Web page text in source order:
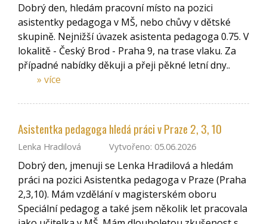
Dobrý den, hledám pracovní místo na pozici
asistentky pedagoga v MŠ, nebo chůvy v dětské
skupině. Nejnižší úvazek asistenta pedagoga 0.75. V
lokalitě - Český Brod - Praha 9, na trase vlaku. Za
případné nabídky děkuji a přeji pěkné letní dny..
» více
Asistentka pedagoga hledá práci v Praze 2, 3, 10
Lenka Hradilová Vytvořeno: 05.06.2026
Dobrý den, jmenuji se Lenka Hradilová a hledám
práci na pozici Asistentka pedagoga v Praze (Praha
2,3,10). Mám vzdělání v magisterském oboru
Speciální pedagog a také jsem několik let pracovala